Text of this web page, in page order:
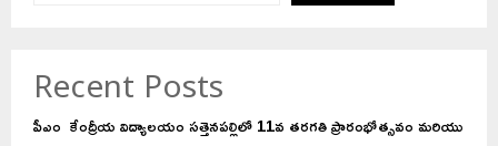
Recent Posts
పీఎం కేంద్రీయ విద్యాలయం సత్తెనపల్లిలో 11వ తరగతి ప్రారంభోత్సవం మరియు